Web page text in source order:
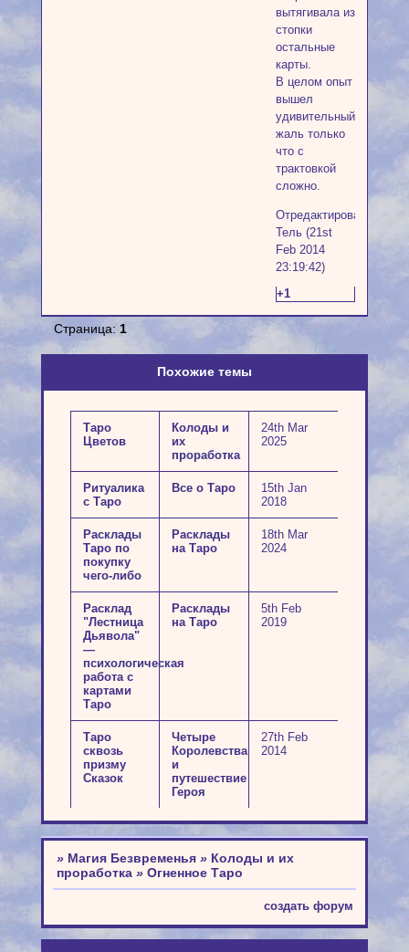
вытягивала из
стопки
остальные
карты.
В целом опыт
вышел
удивительный,
жаль только
что с
трактовкой
сложно.
Отредактировано
Тель (21st
Feb 2014
23:19:42)
+1
Страница: 1
Похожие темы
Таро
Цветов
Колоды и
их
проработка
24th Mar
2025
Ритуалика
с Таро
Все о Таро
15th Jan
2018
Расклады
Таро по
покупку
чего-либо
Расклады
на Таро
18th Mar
2024
Расклад
"Лестница
Дьявола"
—
психологическая
работа с
картами
Таро
Расклады
на Таро
5th Feb
2019
Таро
сквозь
призму
Сказок
Четыре
Королевства
и
путешествие
Героя
27th Feb
2014
» Магия Безвременья » Колоды и их
проработка » Огненное Таро
создать форум